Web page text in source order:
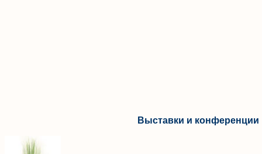
Выставки и конференции